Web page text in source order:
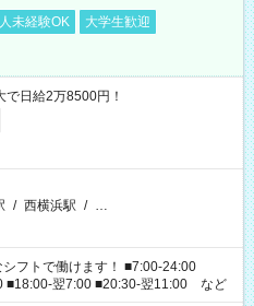
未経験OK
大学生歓迎
日給2万8500円！
/ 西横浜駅 / …
シフトで働けます！ ■7:00-24:00
■18:00-翌7:00 ■20:30-翌11:00 など